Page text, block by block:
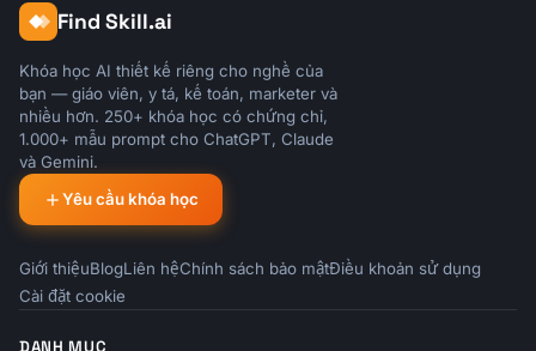
| Risk | Impact | Mitigation |
|------|--------|------------|
| Market downturn | Lower returns |
Diversification, rebalancing |
| Healthcare costs | Higher expenses | HSA,
insurance planning |
| Inflation | Eroded purchasing power | TIPS,
growth investments |
withdrawal rate |
Find Skill.ai
Khóa học AI thiết kế riêng cho nghề của
bạn — giáo viên, y tá, kế toán, marketer và
nhiều hơn. 250+ khóa học có chứng chỉ,
1.000+ mẫu prompt cho ChatGPT, Claude
và Gemini.
Yêu cầu khóa học
Giới thiệuBlogLiên hệChính sách bảo mậtĐiều khoản sử dụng
Cài đặt cookie
DANH MỤC